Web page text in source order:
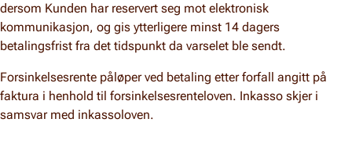
dersom Kunden har reservert seg mot elektronisk
kommunikasjon, og gis ytterligere minst 14 dagers
betalingsfrist fra det tidspunkt da varselet ble sendt.
Forsinkelsesrente påløper ved betaling etter forfall angitt på
faktura i henhold til forsinkelsesrenteloven. Inkasso skjer i
samsvar med inkassoloven.